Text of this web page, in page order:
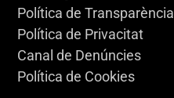
Política de Transparència
Política de Privacitat
Canal de Denúncies
Política de Cookies